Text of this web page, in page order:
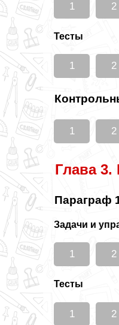
1 2
Тесты
1 2
1 2
Глава
Параграф
Задачи и
1 2
Тесты
1 2